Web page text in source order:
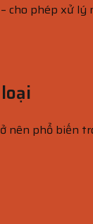
– cho phép xử lý
nên phổ biến